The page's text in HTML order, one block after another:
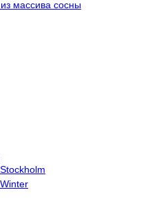
массива сосны